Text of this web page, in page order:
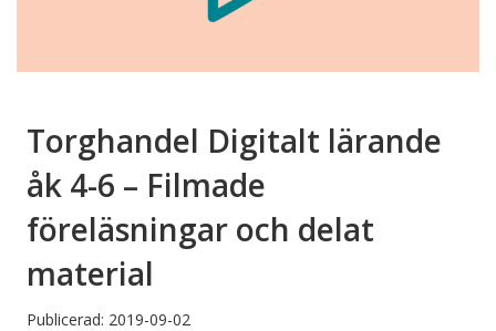
Torghandel Digitalt lärande
åk 4-6 – Filmade
föreläsningar och delat
material
Publicerad: 2019-09-02